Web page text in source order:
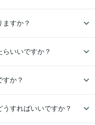
すか？
いいですか？
か？
すればいいですか？